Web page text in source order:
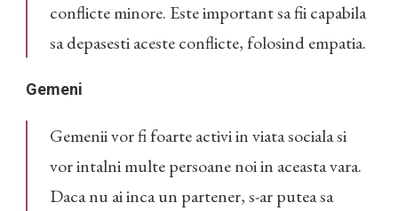
conflicte minore. Este important sa fii capabila
sa depasesti aceste conflicte, folosind empatia.
Gemeni
Gemenii vor fi foarte activi in viata sociala si
vor intalni multe persoane noi in aceasta vara.
Daca nu ai inca un partener, s-ar putea sa